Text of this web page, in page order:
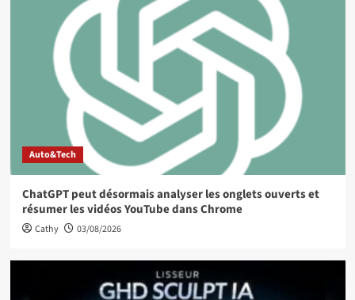
Auto&Tech
ChatGPT peut désormais analyser les onglets ouverts et
résumer les vidéos YouTube dans Chrome
Cathy 03/08/2026